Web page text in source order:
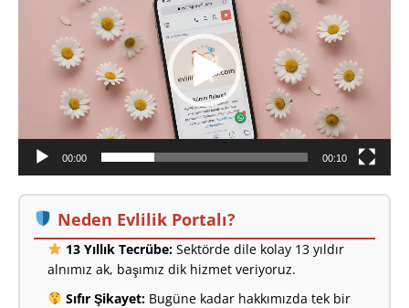
00:00 00:10
Neden Evlilik Portalı?
13 Yıllık Tecrübe:Sektörde dile kolay 13 yıldır
alnımız ak, başımız dik hizmet veriyoruz.
Sıfır Şikayet:Bugüne kadar hakkımızda tek bir